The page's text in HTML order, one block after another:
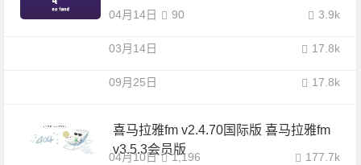
04月14日 3.9k
90
03月14日 17.8k
09月25日 17.8k
喜马拉雅fm v2.4.70国际版 喜马拉雅fm
v3.5.3会员版
04月10日 177.7k
1,196